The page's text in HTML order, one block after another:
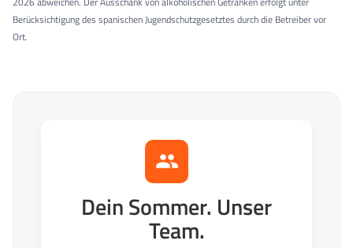
Berücksichtigung des spanischen Jugendschutzgesetztes durch die Betreiber vor
Ort.
Dein Sommer. Unser
Team.